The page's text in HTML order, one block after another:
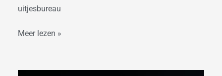
uitjesbureau
Meer lezen »